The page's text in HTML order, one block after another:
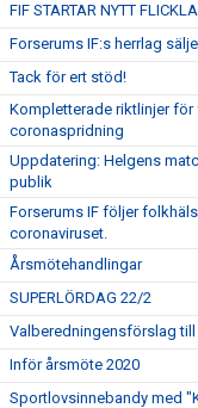
FIF STARTAR NYTT
Forserums IF:s herrlag
Tack för ert stöd!
Kompletterade riktlinjer för
coronaspridning
Uppdatering: Helgens
publik
Forserums IF följer
coronaviruset.
Årsmötehandlingar
SUPERLÖRDAG 22/2
Valberedningensförslag till
Inför årsmöte 2020
Sportlovsinnebandy med